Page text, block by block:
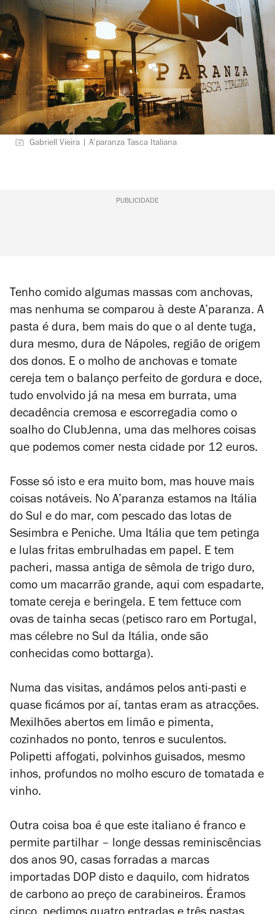
Gabriell Vieira | A’paranza Tasca Italiana
PUBLICIDADE
Tenho comido algumas massas com anchovas,
mas nenhuma se comparou à deste A’paranza. A
pasta é dura, bem mais do que o al dente tuga,
dura mesmo, dura de Nápoles, região de origem
dos donos. E o molho de anchovas e tomate
cereja tem o balanço perfeito de gordura e doce,
tudo envolvido já na mesa em burrata, uma
decadência cremosa e escorregadia como o
soalho do ClubJenna, uma das melhores coisas
que podemos comer nesta cidade por 12 euros.
Fosse só isto e era muito bom, mas houve mais
coisas notáveis. No A’paranza estamos na Itália
do Sul e do mar, com pescado das lotas de
Sesimbra e Peniche. Uma Itália que tem petinga
e lulas fritas embrulhadas em papel. E tem
pacheri, massa antiga de sêmola de trigo duro,
como um macarrão grande, aqui com espadarte,
tomate cereja e beringela. E tem fettuce com
ovas de tainha secas (petisco raro em Portugal,
mas célebre no Sul da Itália, onde são
conhecidas como bottarga).
Numa das visitas, andámos pelos anti-pasti e
quase ficámos por aí, tantas eram as atracções.
Mexilhões abertos em limão e pimenta,
cozinhados no ponto, tenros e suculentos.
Polipetti affogati, polvinhos guisados, mesmo
inhos, profundos no molho escuro de tomatada e
vinho.
Outra coisa boa é que este italiano é franco e
permite partilhar – longe dessas reminiscências
dos anos 90, casas forradas a marcas
importadas DOP disto e daquilo, com hidratos
de carbono ao preço de carabineiros. Éramos